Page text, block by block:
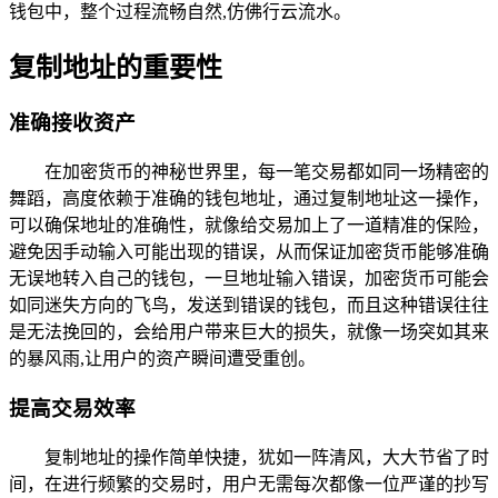
钱包中，整个过程流畅自然,仿佛行云流水。
复制地址的重要性
准确接收资产
在加密货币的神秘世界里，每一笔交易都如同一场精密的
舞蹈，高度依赖于准确的钱包地址，通过复制地址这一操作，
可以确保地址的准确性，就像给交易加上了一道精准的保险，
避免因手动输入可能出现的错误，从而保证加密货币能够准确
无误地转入自己的钱包，一旦地址输入错误，加密货币可能会
如同迷失方向的飞鸟，发送到错误的钱包，而且这种错误往往
是无法挽回的，会给用户带来巨大的损失，就像一场突如其来
的暴风雨,让用户的资产瞬间遭受重创。
提高交易效率
复制地址的操作简单快捷，犹如一阵清风，大大节省了时
间，在进行频繁的交易时，用户无需每次都像一位严谨的抄写